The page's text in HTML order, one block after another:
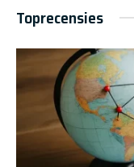
Toprecensies